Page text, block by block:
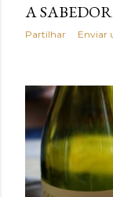
A
Partilhar Enviar